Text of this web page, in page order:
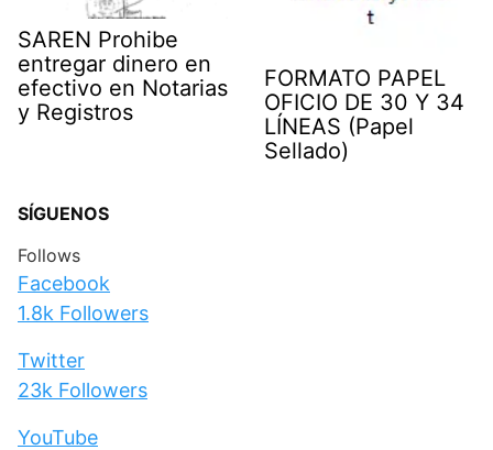
SAREN Prohibe
entregar dinero en
efectivo en Notarias
y Registros
FORMATO PAPEL
OFICIO DE 30 Y 34
LÍNEAS (Papel
Sellado)
SÍGUENOS
Follows
Facebook
1.8k Followers
Twitter
23k Followers
YouTube